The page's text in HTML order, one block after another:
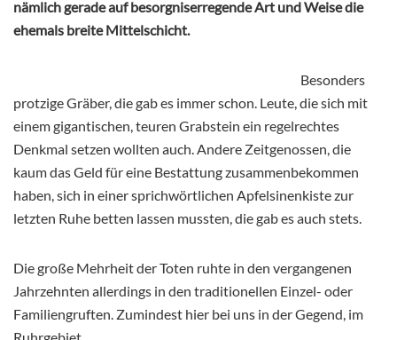
nämlich gerade auf besorgniserregende Art und Weise die
ehemals breite Mittelschicht.
Besonders
protzige Gräber, die gab es immer schon. Leute, die sich mit
einem gigantischen, teuren Grabstein ein regelrechtes
Denkmal setzen wollten auch. Andere Zeitgenossen, die
kaum das Geld für eine Bestattung zusammenbekommen
haben, sich in einer sprichwörtlichen Apfelsinenkiste zur
letzten Ruhe betten lassen mussten, die gab es auch stets.
Die große Mehrheit der Toten ruhte in den vergangenen
Jahrzehnten allerdings in den traditionellen Einzel- oder
Familiengruften. Zumindest hier bei uns in der Gegend, im